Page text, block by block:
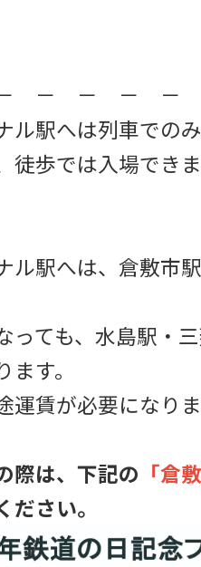
－ － － －
駅へは列車での
歩では入場でき
駅へは、倉敷市
ても、水島駅・
す。
賃が必要になり
際は、下記の 「倉
ださい。